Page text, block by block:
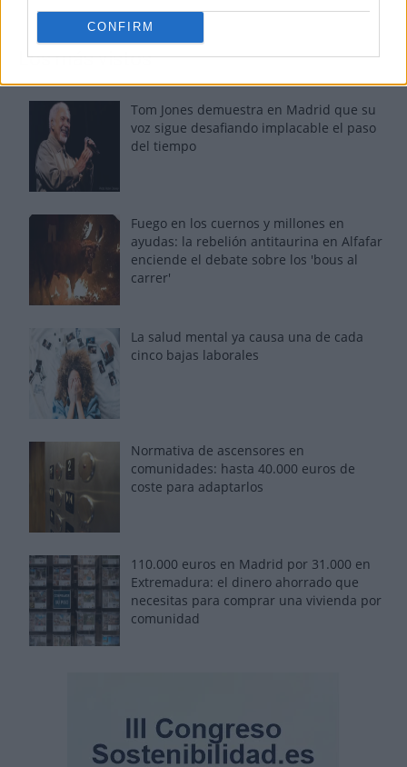
CONFIRM
Los más vistos
Tom Jones demuestra en Madrid que su
voz sigue desafiando implacable el paso
del tiempo
Fuego en los cuernos y millones en
ayudas: la rebelión antitaurina en Alfafar
enciende el debate sobre los 'bous al
carrer'
La salud mental ya causa una de cada
cinco bajas laborales
Normativa de ascensores en
comunidades: hasta 40.000 euros de
coste para adaptarlos
110.000 euros en Madrid por 31.000 en
Extremadura: el dinero ahorrado que
necesitas para comprar una vivienda por
comunidad